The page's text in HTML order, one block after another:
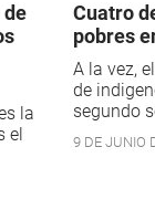
de
la
el
Cuatro
pobres
A la vez,
de
segundo
9 DE JUNIO